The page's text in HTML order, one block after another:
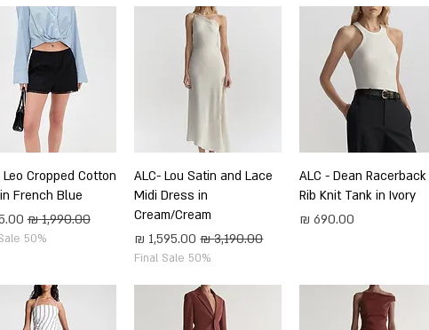
תצוגה מהירה
ALC - Dean Racerback
Rib Knit Tank in Ivory
מחיר
תצוגה מהירה
ALC- Lou Satin and Lace
Midi Dress in
Cream/Cream
מחיר רגיל‏3,190.00 ‏₪ מחיר מבצע
Final Sale 50%
תצוגה מהירה
Leo Cropped Cotton
French Blue
מחיר רגיל‏1,990.00 ‏₪
50%